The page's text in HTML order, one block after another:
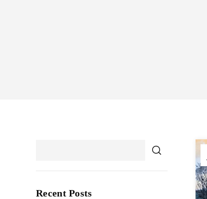
Recent Posts